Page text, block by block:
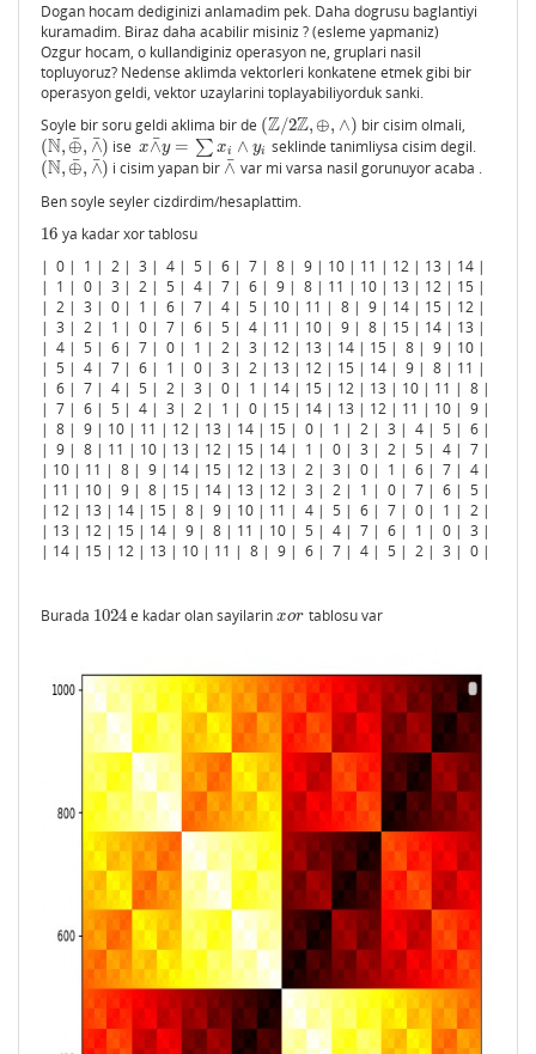
Dogan hocam dediginizi anlamadim pek. Daha dogrusu baglantiyi
kuramadim. Biraz daha acabilir misiniz ? (esleme yapmaniz)
Ozgur hocam, o kullandiginiz operasyon ne, gruplari nasil
topluyoruz? Nedense aklimda vektorleri konkatene etmek gibi bir
operasyon geldi, vektor uzaylarini toplayabiliyorduk sanki.
Soyle bir soru geldi aklima bir de (Z/2Z, ⊕, ∧)
(Z/2Z,⊕,∧)
bir cisim olmali,
(N, ⊕
¯ , ∧
¯)
(N,⊕¯,∧¯) isex∧
¯y = ∑ xi ∧ yi
x∧¯y =∑ xi∧yi
seklinde tanimliysa cisim degil.
(N, ⊕
¯ , ∧
¯)
(N,⊕¯,∧¯) i cisim yapan bir ∧
¯
∧ ¯var mi varsa nasil gorunuyor acaba .
Ben soyle seyler cizdirdim/hesaplattim.
16
16 ya kadar xor tablosu
| 0 | 1 | 2 | 3 | 4 | 5 | 6 | 7 | 8 | 9 | 10 | 11 | 12 | 13 | 14 |
| 1 | 0 | 3 | 2 | 5 | 4 | 7 | 6 | 9 | 8 | 11 | 10 | 13 | 12 | 15 |
| 2 | 3 | 0 | 1 | 6 | 7 | 4 | 5 | 10 | 11 | 8 | 9 | 14 | 15 | 12 |
| 3 | 2 | 1 | 0 | 7 | 6 | 5 | 4 | 11 | 10 | 9 | 8 | 15 | 14 | 13 |
| 4 | 5 | 6 | 7 | 0 | 1 | 2 | 3 | 12 | 13 | 14 | 15 | 8 | 9 | 10 |
| 5 | 4 | 7 | 6 | 1 | 0 | 3 | 2 | 13 | 12 | 15 | 14 | 9 | 8 | 11 |
| 6 | 7 | 4 | 5 | 2 | 3 | 0 | 1 | 14 | 15 | 12 | 13 | 10 | 11 | 8 |
| 7 | 6 | 5 | 4 | 3 | 2 | 1 | 0 | 15 | 14 | 13 | 12 | 11 | 10 | 9 |
| 8 | 9 | 10 | 11 | 12 | 13 | 14 | 15 | 0 | 1 | 2 | 3 | 4 | 5 | 6 |
| 9 | 8 | 11 | 10 | 13 | 12 | 15 | 14 | 1 | 0 | 3 | 2 | 5 | 4 | 7 |
| 10 | 11 | 8 | 9 | 14 | 15 | 12 | 13 | 2 | 3 | 0 | 1 | 6 | 7 | 4 |
| 11 | 10 | 9 | 8 | 15 | 14 | 13 | 12 | 3 | 2 | 1 | 0 | 7 | 6 | 5 |
| 12 | 13 | 14 | 15 | 8 | 9 | 10 | 11 | 4 | 5 | 6 | 7 | 0 | 1 | 2 |
| 13 | 12 | 15 | 14 | 9 | 8 | 11 | 10 | 5 | 4 | 7 | 6 | 1 | 0 | 3 |
| 14 | 15 | 12 | 13 | 10 | 11 | 8 | 9 | 6 | 7 | 4 | 5 | 2 | 3 | 0 |
Burada 1024
1024e kadar olan sayilarinxor
xor tablosu var